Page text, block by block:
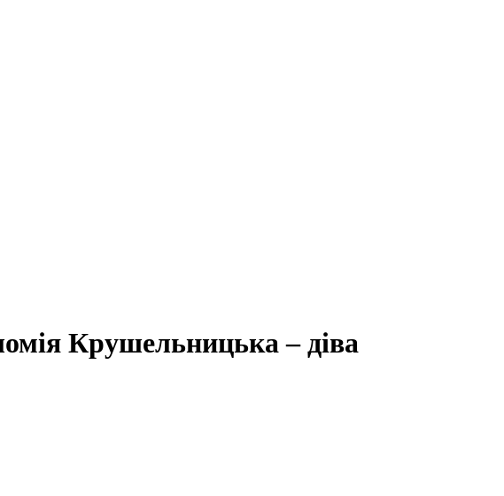
Крушельницька – діва